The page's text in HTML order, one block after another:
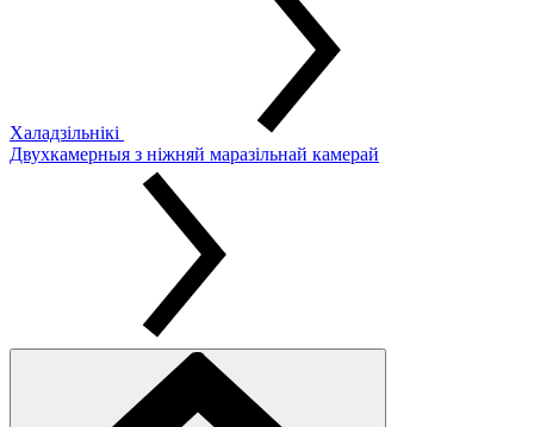
Халадзільнікі
Двухкамерныя з ніжняй маразільнай камерай